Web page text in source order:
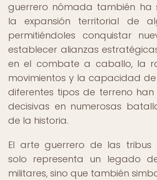
guerrero nómada también ha
la expansión territorial de
permitiéndoles conquistar
establecer alianzas
en el combate a caballo, la
movimientos y la capacidad
diferentes tipos de terreno han
decisivas en numerosas
de la historia.
El arte guerrero de las tribus
solo representa un legado
militares, sino que también